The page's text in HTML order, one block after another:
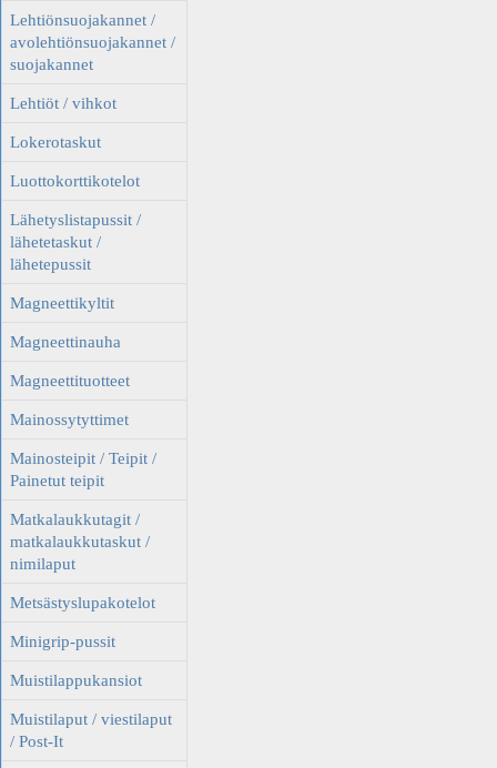
Lehtiönsuojakannet /
avolehtiönsuojakannet /
suojakannet
Lehtiöt / vihkot
Lokerotaskut
Luottokorttikotelot
Lähetyslistapussit /
lähetetaskut /
lähetepussit
Magneettikyltit
Magneettinauha
Magneettituotteet
Mainossytyttimet
Mainosteipit / Teipit /
Painetut teipit
Matkalaukkutagit /
matkalaukkutaskut /
nimilaput
Metsästyslupakotelot
Minigrip-pussit
Muistilappukansiot
Muistilaput / viestilaput
/ Post-It